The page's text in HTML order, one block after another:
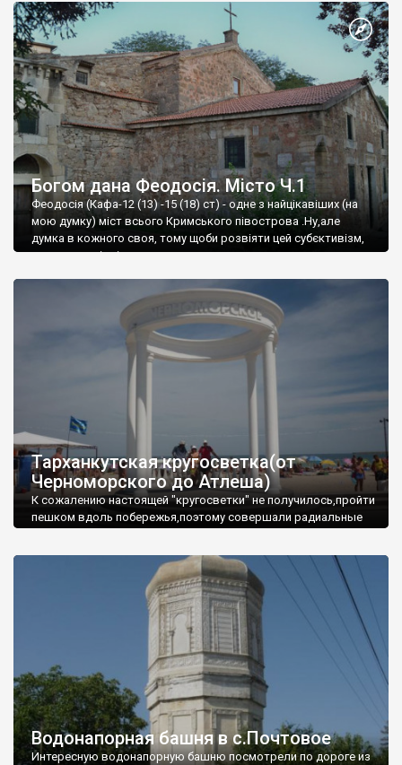
Богом дана Феодосія. Місто Ч.1
Феодосія (Кафа-12 (13) -15 (18) ст) - одне з найцікавіших (на
мою думку) міст всього Кримського півострова .Ну,але
думка в кожного своя, тому щоби розвіяти цей субєктивізм,
запрошую відвідати це
Тарханкутская кругосветка(от
Черноморского до Атлеша)
К сожалению настоящей "кругосветки" не получилось,пройти
пешком вдоль побережья,поэтому совершали радиальные
Водонапорная башня в с.Почтовое
Интересную водонапорную башню посмотрели по дороге из